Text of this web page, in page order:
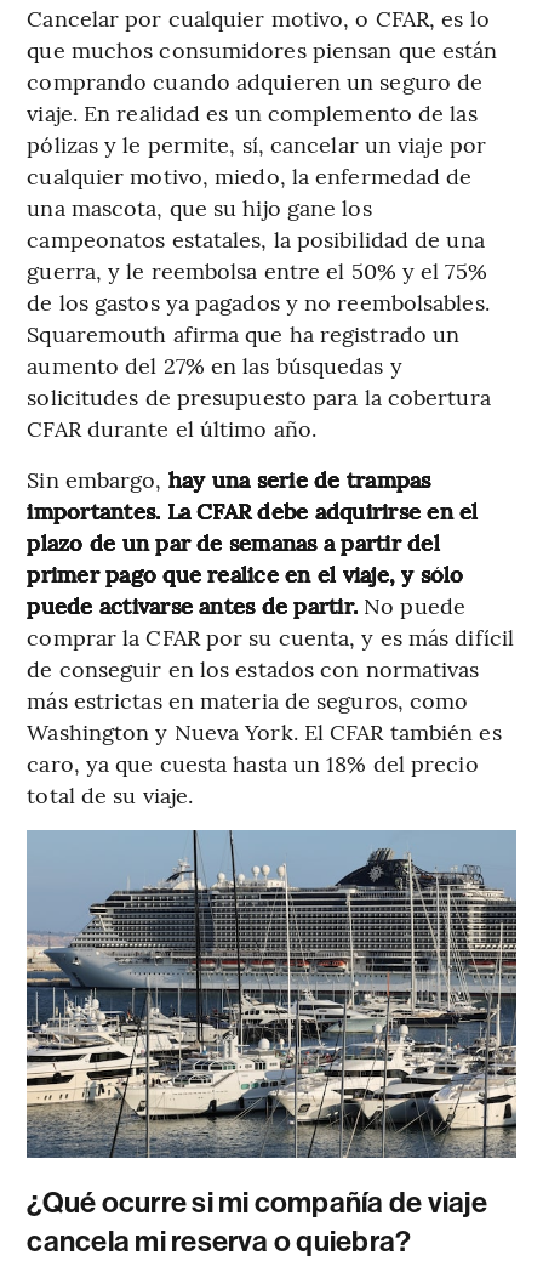
Cancelar por cualquier motivo, o CFAR, es lo
que muchos consumidores piensan que están
comprando cuando adquieren un seguro de
viaje. En realidad es un complemento de las
pólizas y le permite, sí, cancelar un viaje por
cualquier motivo, miedo, la enfermedad de
una mascota, que su hijo gane los
campeonatos estatales, la posibilidad de una
guerra, y le reembolsa entre el 50% y el 75%
de los gastos ya pagados y no reembolsables.
Squaremouth afirma que ha registrado un
aumento del 27% en las búsquedas y
solicitudes de presupuesto para la cobertura
CFAR durante el último año.
Sin embargo, hay una serie de trampas
importantes. La CFAR debe adquirirse en el
plazo de un par de semanas a partir del
primer pago que realice en el viaje, y sólo
puede activarse antes de partir. No puede
comprar la CFAR por su cuenta, y es más difícil
de conseguir en los estados con normativas
más estrictas en materia de seguros, como
Washington y Nueva York. El CFAR también es
caro, ya que cuesta hasta un 18% del precio
total de su viaje.
¿Qué ocurre si mi compañía de viaje
cancela mi reserva o quiebra?